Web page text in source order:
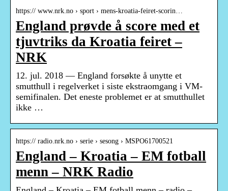
https:// www.nrk.no › sport › mens-kroatia-feiret-scorin…
England prøvde å score med et
tjuvtriks da Kroatia feiret –
NRK
12. jul. 2018 — England forsøkte å unytte et
smutthull i regelverket i siste ekstraomgang i VM-
semifinalen. Det eneste problemet er at smutthullet
ikke …
https:// radio.nrk.no › serie › sesong › MSPO61700521
England – Kroatia – EM fotball
menn – NRK Radio